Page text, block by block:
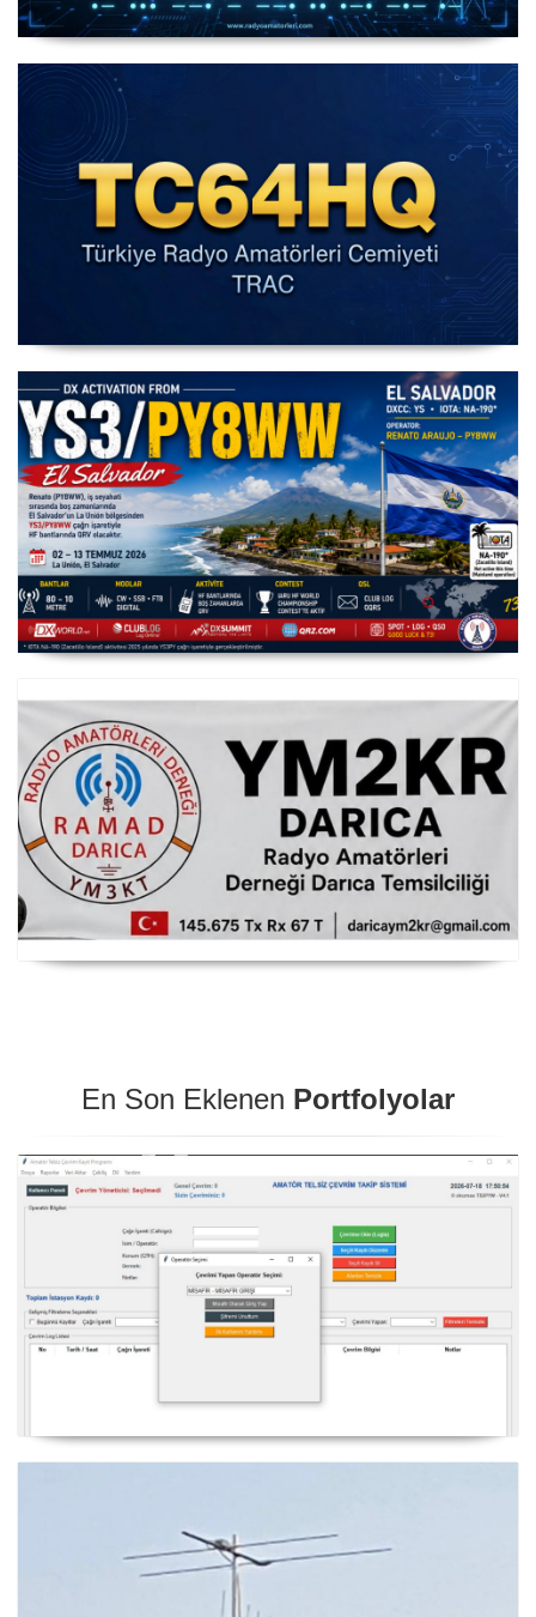
IARU HF World Championship 2026
IARU HF Yarışması TC64HQ Havada Olacak (Trac
YS3/PY8WW Türkiye'den FT8 Mümkün
RAMAD Darıca Temsilciliği YM2KR
En Son Eklenen Portfolyolar
NexQso Telsiz Çevrim Kayıt Programı Güncelleme